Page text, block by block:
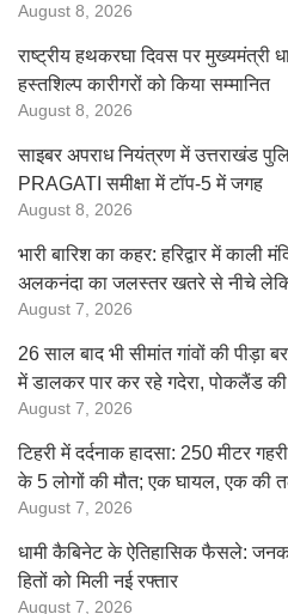
August 8, 2026
राष्ट्रीय हथकरघा दिवस पर मुख्यमंत्री
हस्तशिल्प कारीगरों को किया सम्मानित
August 8, 2026
साइबर अपराध नियंत्रण में उत्तराखंड
PRAGATI समीक्षा में टॉप-5 में जगह
August 8, 2026
भारी बारिश का कहर: हरिद्वार में काली
अलकनंदा का जलस्तर खतरे से नीचे
August 7, 2026
26 साल बाद भी सीमांत गांवों की पीड़ा
में डालकर पार कर रहे गदेरा, पोकलैंड
August 7, 2026
टिहरी में दर्दनाक हादसा: 250 मीटर
के 5 लोगों की मौत; एक घायल, एक की
August 7, 2026
धामी कैबिनेट के ऐतिहासिक फैसले:
हितों को मिली नई रफ्तार
August 7, 2026